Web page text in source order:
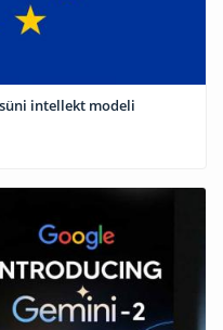
intellekt modeli